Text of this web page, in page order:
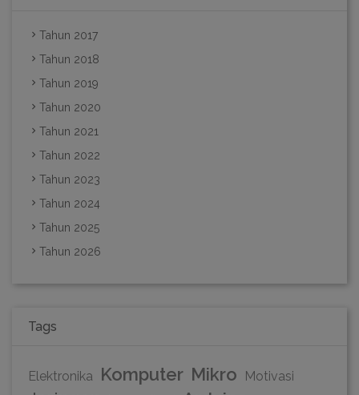
Tahun 2017
Tahun 2018
Tahun 2019
Tahun 2020
Tahun 2021
Tahun 2022
Tahun 2023
Tahun 2024
Tahun 2025
Tahun 2026
Tags
Elektronika Komputer Mikro Motivasi